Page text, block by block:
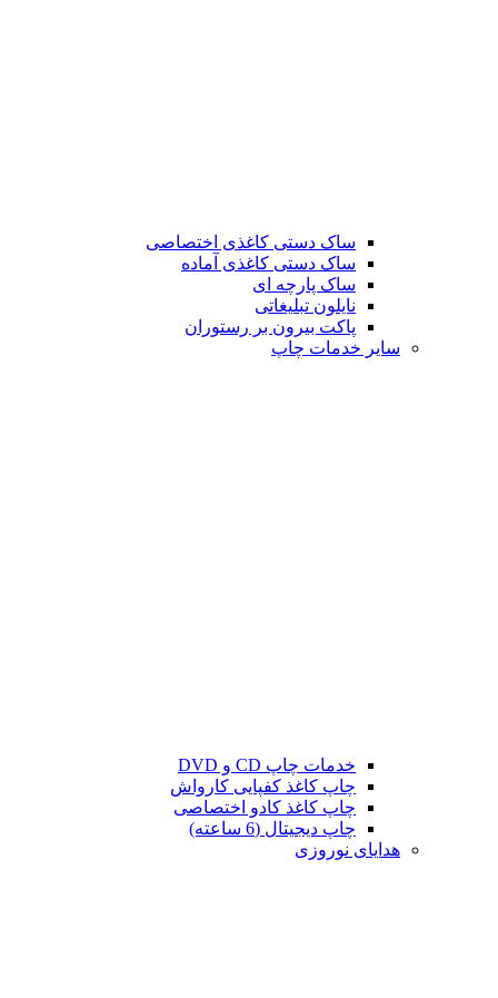
ساک دستی کاغذی اختصاصی
ساک دستی کاغذی آماده
ساک پارچه ای
نایلون تبلیغاتی
پاکت بیرون بر رستوران
سایر خدمات چاپ
خدمات چاپ CD و DVD
چاپ کاغذ کفپایی کارواش
چاپ کاغذ کادو اختصاصی
چاپ دیجیتال (6 ساعته)
هدایای نوروزی